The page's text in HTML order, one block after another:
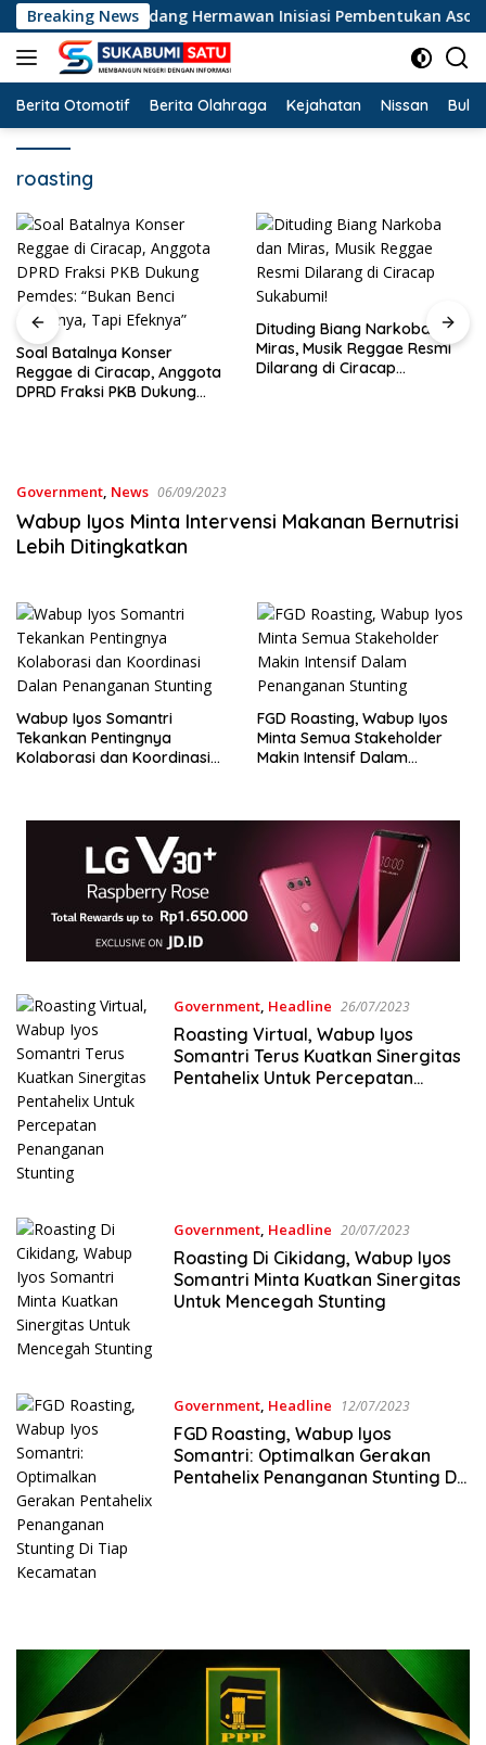
Langsung
ke
konten
Breaking News
PKB Dadang Hermawan Inisiasi Pembentukan Asosiasi
Berita Otomotif Berita Olahraga Kejahatan Nissan
roasting
Soal Batalnya Konser
Reggae di Ciracap, Anggota
DPRD Fraksi PKB Dukung
Dituding Biang Narkoba dan
Miras, Musik Reggae Resmi
Dilarang di Ciracap
Government, News 06/09/2023
Wabup Iyos Minta Intervensi Makanan Bernutrisi
Lebih Ditingkatkan
Wabup Iyos Somantri
Tekankan Pentingnya
Kolaborasi dan Koordinasi
FGD Roasting, Wabup Iyos
Minta Semua Stakeholder
Makin Intensif Dalam
Government, Headline 26/07/2023
Roasting Virtual, Wabup Iyos
Somantri Terus Kuatkan Sinergitas
Pentahelix Untuk Percepatan
Government, Headline 20/07/2023
Roasting Di Cikidang, Wabup Iyos
Somantri Minta Kuatkan Sinergitas
Untuk Mencegah Stunting
Government, Headline 12/07/2023
FGD Roasting, Wabup Iyos
Somantri: Optimalkan Gerakan
Pentahelix Penanganan Stunting Di